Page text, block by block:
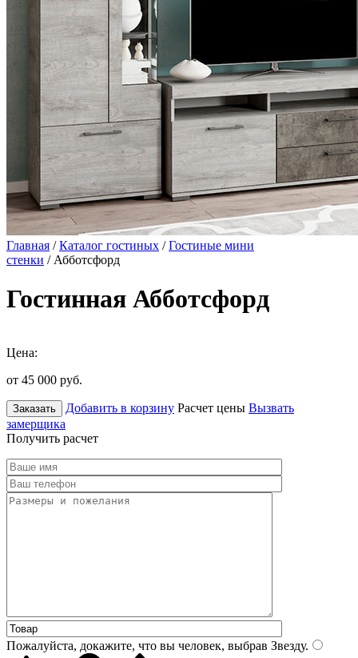
Главная /Каталог гостиных /Гостиные мини
стенки / Абботсфорд
Гостинная Абботсфорд
Цена:
от 45 000 руб.
Заказать Добавить в корзину Расчет цены Вызвать
замерщика
Получить расчет
Пожалуйста, докажите, что вы человек, выбрав Звезду.